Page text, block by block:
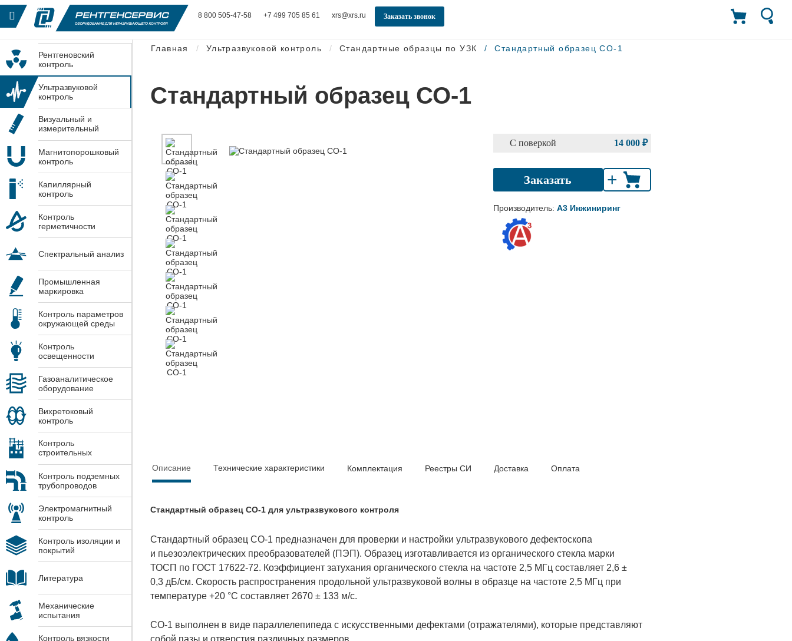
8 800 505-47-58 +7 499 705 85 61 xrs@xrs.ru Заказать звонок
Рентгеновский
контроль
Ультразвуковой
контроль
Визуальный и
измерительный
Магнитопорошковый
контроль
Капиллярный
контроль
Контроль
герметичности
Спектральный анализ
Промышленная
маркировка
Контроль параметров
окружающей среды
Контроль
освещенности
Газоаналитическое
оборудование
Вихретоковый
контроль
Контроль
строительных
Контроль подземных
трубопроводов
Электромагнитный
контроль
Контроль изоляции и
покрытий
Литература
Механические
испытания
Контроль вязкости
Главная Ультразвуковой контроль Стандартные образцы по УЗК Стандартный образец СО-1
Стандартный образец СО-1
14 000 ₽
С поверкой
Заказать +
Производитель: А3 Инжиниринг
Описание Технические характеристики Комплектация Реестры СИ Доставка Оплата
Стандартный образец СО-1 для ультразвукового контроля
Стандартный образец СО-1 предназначен для проверки и настройки ультразвукового дефектоскопа
и пьезоэлектрических преобразователей (ПЭП). Образец изготавливается из органического стекла марки
ТОСП по ГОСТ 17622-72. Коэффициент затухания органического стекла на частоте 2,5 МГц составляет 2,6 ±
0,3 дБ/см. Скорость распространения продольной ультразвуковой волны в образце на частоте 2,5 МГц при
температуре +20 °С составляет 2670 ± 133 м/с.
СО-1 выполнен в виде параллелепипеда с искусственными дефектами (отражателями), которые представляют
собой пазы и отверстия различных размеров.